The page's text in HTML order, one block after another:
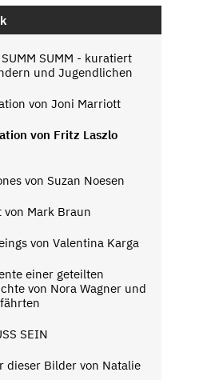
SUMM SUMM - kuratiert
und Jugendlichen
von Joni Marriott
von Fritz Laszlo
von Suzan Noesen
von Mark Braun
von Valentina Karga
einer geteilten
von Nora Wagner und
SEIN
dieser Bilder von Natalie